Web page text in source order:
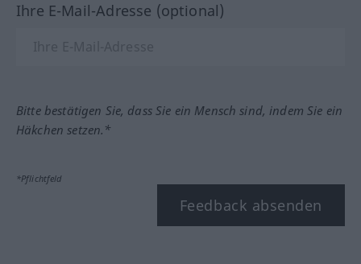
Ihre E-Mail-Adresse (optional)
Bitte bestätigen Sie, dass Sie ein Mensch sind, indem Sie ein
Häkchen setzen.*
*Pflichtfeld
Feedback absenden